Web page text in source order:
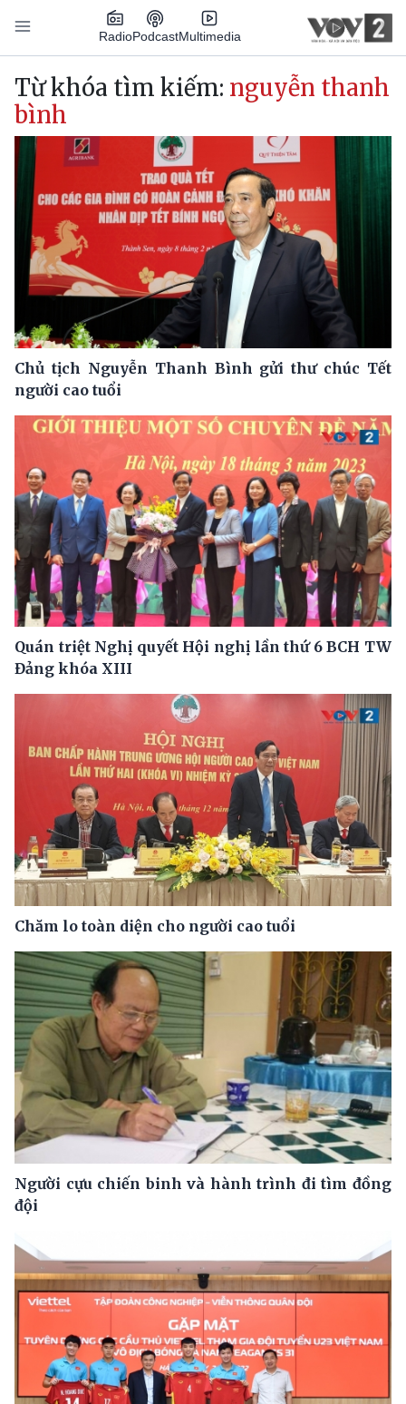
Nhảy đến nội dung
RadioPodcastMultimedia
Main navigation
Từ khóa tìm kiếm: nguyễn thanh
bình
Chủ tịch Nguyễn Thanh Bình gửi thư chúc Tết
người cao tuổi
Quán triệt Nghị quyết Hội nghị lần thứ 6 BCH TW
Đảng khóa XIII
Chăm lo toàn diện cho người cao tuổi
Người cựu chiến binh và hành trình đi tìm đồng
đội